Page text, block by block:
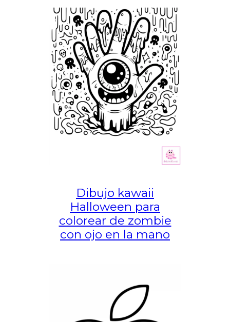
Dibujo kawaii
Halloween para
colorear de zombie
con ojo en la mano